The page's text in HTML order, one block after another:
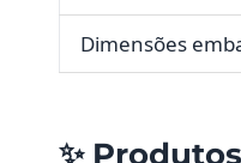
Dimensões
✨